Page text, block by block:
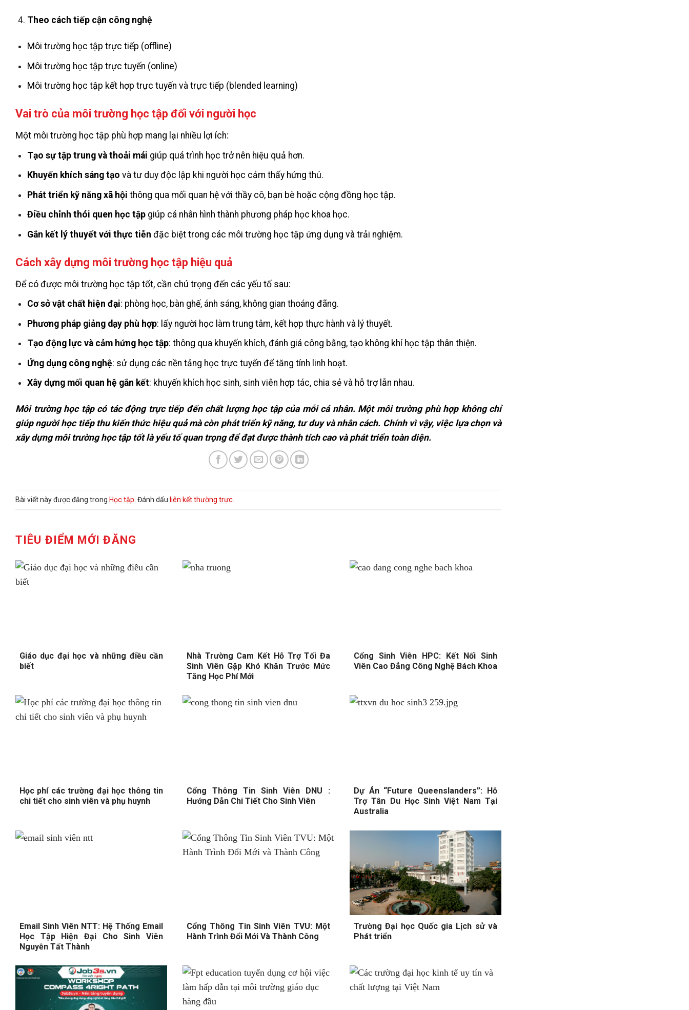
Theo cách tiếp cận công nghệ
Môi trường học tập trực tiếp (offline)
Môi trường học tập trực tuyến (online)
Môi trường học tập kết hợp trực tuyến và trực tiếp (blended learning)
Vai trò của môi trường học tập đối với người học
Một môi trường học tập phù hợp mang lại nhiều lợi ích:
Tạo sự tập trung và thoải mái giúp quá trình học trở nên hiệu quả hơn.
Khuyến khích sáng tạo và tư duy độc lập khi người học cảm thấy hứng thú.
Phát triển kỹ năng xã hội thông qua mối quan hệ với thầy cô, bạn bè hoặc cộng đồng học tập.
Điều chỉnh thói quen học tậpgiúp cá nhân hình thành phương pháp học khoa học.
Gắn kết lý thuyết với thực tiễn đặc biệt trong các môi trường học tập ứng dụng và trải nghiệm.
Cách xây dựng môi trường học tập hiệu quả
Để có được môi trường học tập tốt, cần chú trọng đến các yếu tố sau:
Cơ sở vật chất hiện đại: phòng học, bàn ghế, ánh sáng, không gian thoáng đãng.
Phương pháp giảng dạy phù hợp: lấy người học làm trung tâm, kết hợp thực hành và lý thuyết.
Tạo động lực và cảm hứng học tập: thông qua khuyến khích, đánh giá công bằng, tạo không khí học tập thân thiện.
Ứng dụng công nghệ: sử dụng các nền tảng học trực tuyến để tăng tính linh hoạt.
Xây dựng mối quan hệ gắn kết: khuyến khích học sinh, sinh viên hợp tác, chia sẻ và hỗ trợ lẫn nhau.
Môi trường học tập có tác động trực tiếp đến chất lượng học tập của mỗi cá nhân. Một môi trường phù hợp không chỉ
giúp người học tiếp thu kiến thức hiệu quả mà còn phát triển kỹ năng, tư duy và nhân cách. Chính vì vậy, việc lựa chọn và
xây dựng môi trường học tập tốt là yếu tố quan trọng để đạt được thành tích cao và phát triển toàn diện.
Bài viết này được đăng trong Học tập . Đánh dấu liên kết thường trực
TIÊU ĐIỂM MỚI ĐĂNG
Giáo dục đại học và những điều cần
biết
Nhà Trường Cam Kết Hỗ Trợ Tối Đa
Sinh Viên Gặp Khó Khăn Trước Mức
Tăng Học Phí Mới
Cổng Sinh Viên HPC: Kết Nối Sinh
Viên Cao Đẳng Công Nghệ Bách Khoa
Học phí các trường đại học thông tin
chi tiết cho sinh viên và phụ huynh
Cổng Thông Tin Sinh Viên DNU :
Hướng Dẫn Chi Tiết Cho Sinh Viên
Dự Án “Future Queenslanders”: Hỗ
Trợ Tân Du Học Sinh Việt Nam Tại
Australia
Email Sinh Viên NTT: Hệ Thống Email
Học Tập Hiện Đại Cho Sinh Viên
Nguyễn Tất Thành
Cổng Thông Tin Sinh Viên TVU: Một
Hành Trình Đổi Mới Và Thành Công
Trường Đại học Quốc gia Lịch sử và
Phát triển